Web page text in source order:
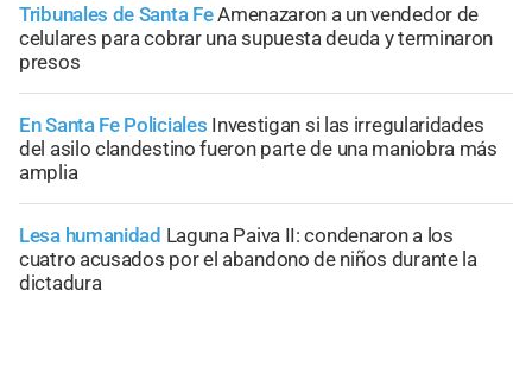
Tribunales de Santa FeAmenazaron a un vendedor de
celulares para cobrar una supuesta deuda y terminaron
presos
En Santa Fe Policiales Investigan si las irregularidades
del asilo clandestino fueron parte de una maniobra más
amplia
Lesa humanidad Laguna Paiva II: condenaron a los
cuatro acusados por el abandono de niños durante la
dictadura